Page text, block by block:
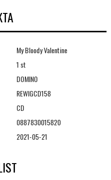
My Bloody Valentine
1 st
DOMINO
REWIGCD158
CD
0887830015820
2021-05-21